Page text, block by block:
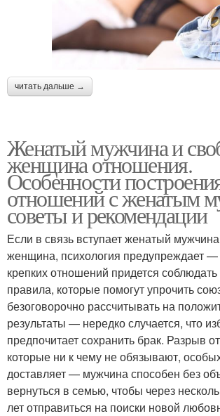
читать дальше →
Женатый мужчина и
женщина отношения.
Особенности
отношений с женатым
советы и рекомендации
Если в связь вступает женатый
женщина, психология предупреждает —
крепких отношений придется
правила, которые помогут упрочить
безоговорочно рассчитывать на
результаты — нередко случается, что
предпочитает сохранить брак. Разрыв
которые ни к чему не обязывают,
доставляет — мужчина способен без
вернуться в семью, чтобы через
лет отправиться на поиски новой